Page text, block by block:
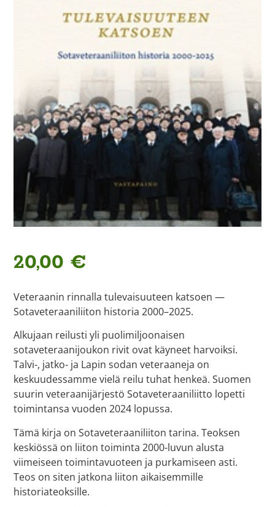
20,00€
Veteraanin rinnalla tulevaisuuteen katsoen —
Sotaveteraaniliiton historia 2000–2025.
Alkujaan reilusti yli puolimiljoonaisen
sotaveteraanijoukon rivit ovat käyneet harvoiksi.
Talvi-, jatko- ja Lapin sodan veteraaneja on
keskuudessamme vielä reilu tuhat henkeä. Suomen
suurin veteraanijärjestö Sotaveteraaniliitto lopetti
toimintansa vuoden 2024 lopussa.
Tämä kirja on Sotaveteraaniliiton tarina. Teoksen
keskiössä on liiton toiminta 2000-luvun alusta
viimeiseen toimintavuoteen ja purkamiseen asti.
Teos on siten jatkona liiton aikaisemmille
historiateoksille.